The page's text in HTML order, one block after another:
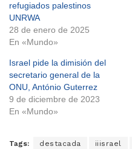
refugiados palestinos
UNRWA
28 de enero de 2025
En «Mundo»
Israel pide la dimisión del
secretario general de la
ONU, António Guterrez
9 de diciembre de 2023
En «Mundo»
Tags: destacada iiisrael